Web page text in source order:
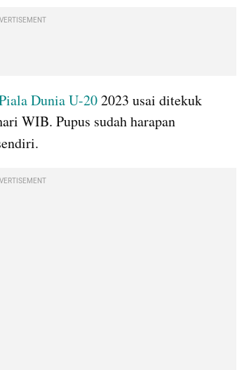
Dunia U-20